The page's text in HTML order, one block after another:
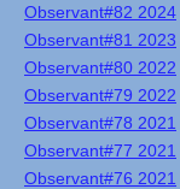
Observant#82 2024
Observant#81 2023
Observant#80 2022
Observant#79 2022
Observant#78 2021
Observant#77 2021
Observant#76 2021